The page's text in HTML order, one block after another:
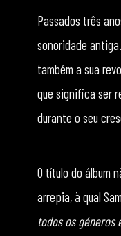
Passados três
sonoridade
também a sua
que significa ser
durante o seu
O título do álbum
arrepia, à qual
todos os géneros